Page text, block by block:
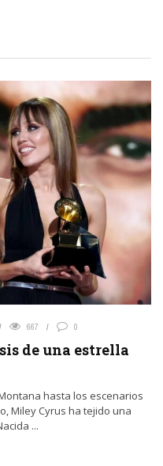
667 0
de una estrella
hasta los escenarios
Miley Cyrus ha tejido una
...